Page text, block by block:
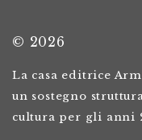
© 2026
La casa editrice
un sostegno
cultura per gli anni